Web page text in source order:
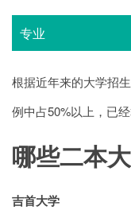
专业
根据近年来的大学招
例中占50%以上，已
哪些二本
吉首大学